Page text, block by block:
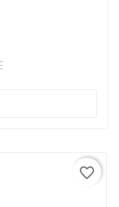
favorite_border